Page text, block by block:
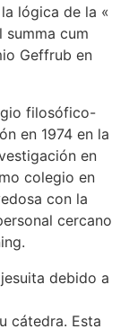
lógica de la «
summa cum
Geffrub en
filosófico-
en 1974 en la
en
colegio en
con la
cercano
debido a
cátedra. Esta